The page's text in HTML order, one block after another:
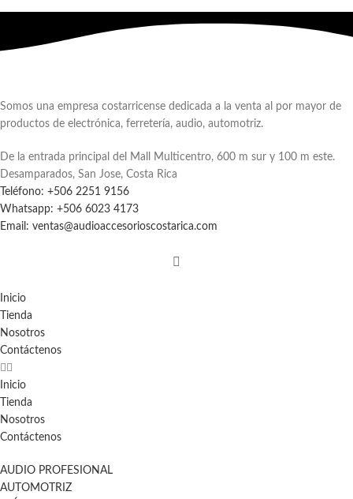
Somos una empresa costarricense dedicada a la venta al por mayor de
productos de electrónica, ferretería, audio, automotriz.
De la entrada principal del Mall Multicentro, 600 m sur y 100 m este.
Desamparados, San Jose, Costa Rica
Teléfono: +506 2251 9156
Whatsapp: +506 6023 4173
Email: ventas@audioaccesorioscostarica.com
Inicio
Tienda
Nosotros
Contáctenos
Inicio
Tienda
Nosotros
Contáctenos
AUDIO PROFESIONAL
AUTOMOTRIZ